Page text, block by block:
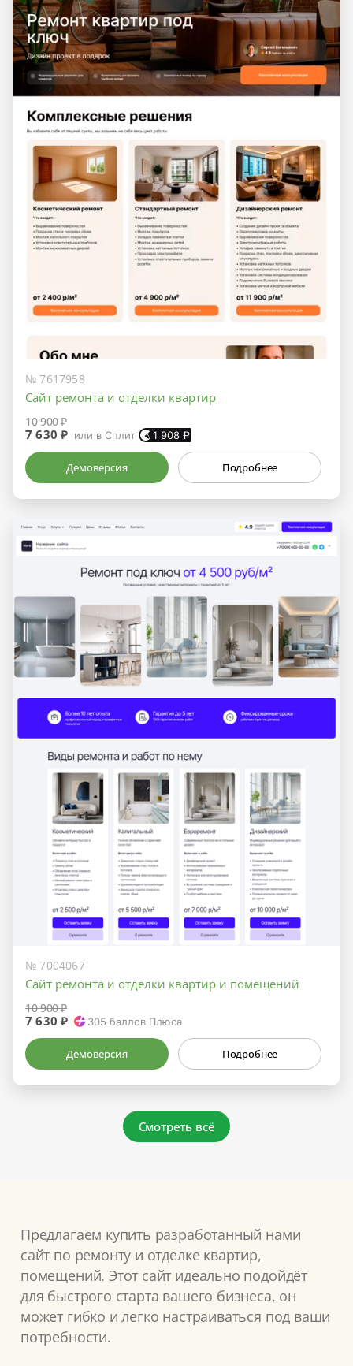
№ 7617958
Сайт ремонта и отделки квартир
10 900 ₽
7 630 ₽ или в Сплит 1 908 ₽
Демоверсия Подробнее
№ 7004067
Сайт ремонта и отделки квартир и помещений
10 900 ₽
7 630 ₽ 305 баллов Плюса
Демоверсия Подробнее
Смотреть всё
Предлагаем купить разработанный нами
сайт по ремонту и отделке квартир,
помещений. Этот сайт идеально подойдёт
для быстрого старта вашего бизнеса, он
может гибко и легко настраиваться под ваши
потребности.